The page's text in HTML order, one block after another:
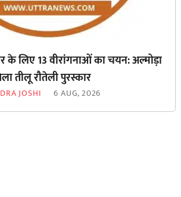
के लिए 13 वीरांगनाओं का चयन: अल्मोड़ा
तीलू रौतेली पुरस्कार
JOSHI 6 AUG, 2026